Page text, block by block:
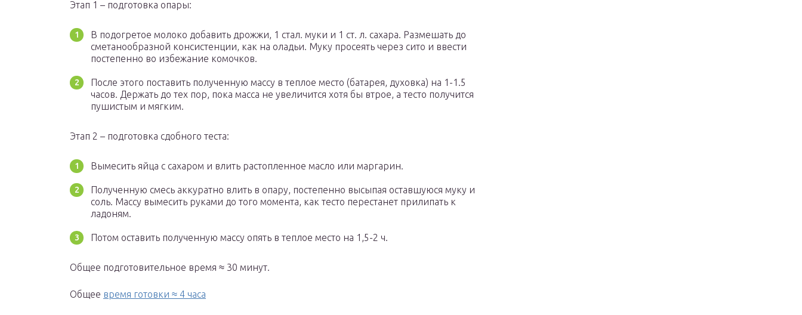
Этап 1 – подготовка опары:
В подогретое молоко добавить дрожжи, 1 стал. муки и 1 ст. л. сахара. Размешать до
сметанообразной консистенции, как на оладьи. Муку просеять через сито и ввести
постепенно во избежание комочков.
После этого поставить полученную массу в теплое место (батарея, духовка) на 1-1.5
часов. Держать до тех пор, пока масса не увеличится хотя бы втрое, а тесто получится
пушистым и мягким.
Этап 2 – подготовка сдобного теста:
Вымесить яйца с сахаром и влить растопленное масло или маргарин.
Полученную смесь аккуратно влить в опару, постепенно высыпая оставшуюся муку и
соль. Массу вымесить руками до того момента, как тесто перестанет прилипать к
ладоням.
Потом оставить полученную массу опять в теплое место на 1,5-2 ч.
Общее подготовительное время ≈ 30 минут.
Общее время готовки ≈ 4 часа